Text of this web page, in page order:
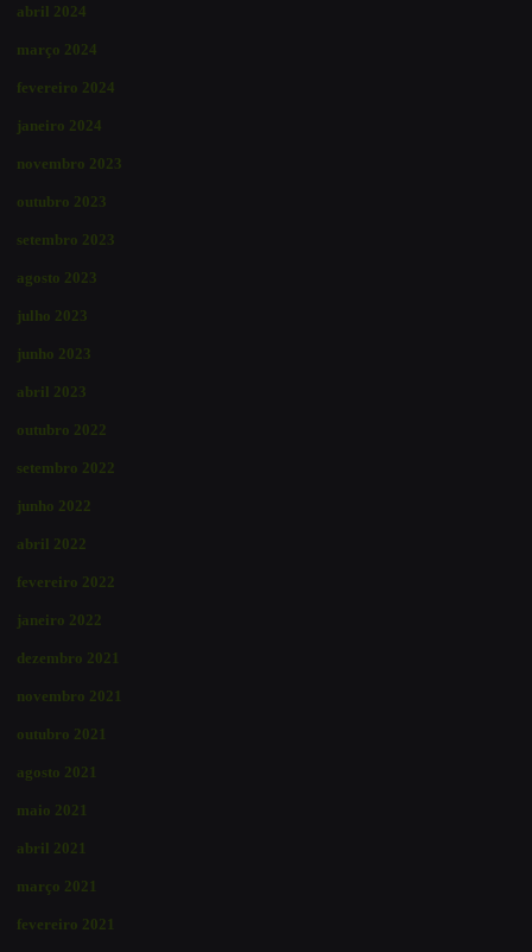
abril 2024
março 2024
fevereiro 2024
janeiro 2024
novembro 2023
outubro 2023
setembro 2023
agosto 2023
julho 2023
junho 2023
abril 2023
outubro 2022
setembro 2022
junho 2022
abril 2022
fevereiro 2022
janeiro 2022
dezembro 2021
novembro 2021
outubro 2021
agosto 2021
maio 2021
abril 2021
março 2021
fevereiro 2021